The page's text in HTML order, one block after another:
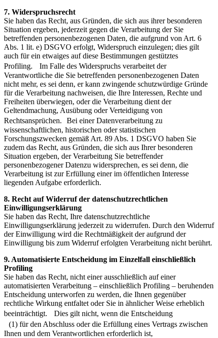
7. Widerspruchsrecht
Sie haben das Recht, aus Gründen, die sich aus ihrer besonderen
Situation ergeben, jederzeit gegen die Verarbeitung der Sie
betreffenden personenbezogenen Daten, die aufgrund von Art. 6
Abs. 1 lit. e) DSGVO erfolgt, Widerspruch einzulegen; dies gilt
auch für ein etwaiges auf diese Bestimmungen gestütztes
Profiling. Im Falle des Widerspruchs verarbeitet der
Verantwortliche die Sie betreffenden personenbezogenen Daten
nicht mehr, es sei denn, er kann zwingende schutzwürdige Gründe
für die Verarbeitung nachweisen, die Ihre Interessen, Rechte und
Freiheiten überwiegen, oder die Verarbeitung dient der
Geltendmachung, Ausübung oder Verteidigung von
Rechtsansprüchen. Bei einer Datenverarbeitung zu
wissenschaftlichen, historischen oder statistischen
Forschungszwecken gemäß Art. 89 Abs. 1 DSGVO haben Sie
zudem das Recht, aus Gründen, die sich aus Ihrer besonderen
Situation ergeben, der Verarbeitung Sie betreffender
personenbezogener Datenzu widersprechen, es sei denn, die
Verarbeitung ist zur Erfüllung einer im öffentlichen Interesse
liegenden Aufgabe erforderlich.
8. Recht auf Widerruf der datenschutzrechtlichen
Einwilligungserklärung
Sie haben das Recht, Ihre datenschutzrechtliche
Einwilligungserklärung jederzeit zu widerrufen. Durch den Widerruf
der Einwilligung wird die Rechtmäßigkeit der aufgrund der
Einwilligung bis zum Widerruf erfolgten Verarbeitung nicht berührt.
9. Automatisierte Entscheidung im Einzelfall einschließlich
Profiling
Sie haben das Recht, nicht einer ausschließlich auf einer
automatisierten Verarbeitung – einschließlich Profiling – beruhenden
Entscheidung unterworfen zu werden, die Ihnen gegenüber
rechtliche Wirkung entfaltet oder Sie in ähnlicher Weise erheblich
beeinträchtigt. Dies gilt nicht, wenn die Entscheidung
(1) für den Abschluss oder die Erfüllung eines Vertrags zwischen
Ihnen und dem Verantwortlichen erforderlich ist,